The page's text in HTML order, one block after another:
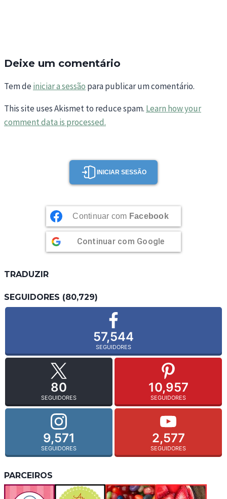
Deixe um comentário
Tem deiniciar a sessão para publicar um comentário.
This site uses Akismet to reduce spam. Learn how your
comment data is processed.
INICIAR SESSÃO
Continuar com Facebook
Continuar com Google
TRADUZIR
SEGUIDORES (80,729)
57,544
SEGUIDORES
80
SEGUIDORES
10,957
SEGUIDORES
9,571
SEGUIDORES
2,577
SEGUIDORES
PARCEIROS